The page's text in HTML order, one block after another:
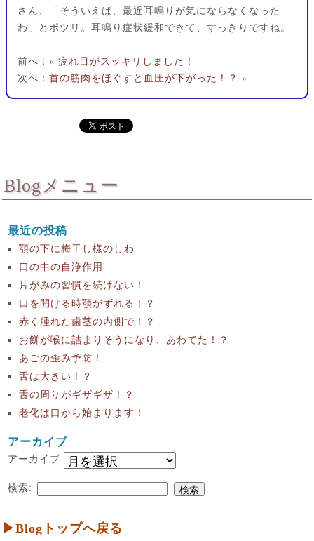
さん、「そういえば、最近耳鳴りが気にならなくなった
わ」とポツリ。耳鳴り症状緩和できて、すっきりですね。
前へ：« 疲れ目がスッキリしました！
次へ： 首の筋肉をほぐすと血圧が下がった！？ »
Blogメニュー
最近の投稿
顎の下に梅干し様のしわ
口の中の自浄作用
片がみの習慣を続けない！
口を開ける時顎がずれる！？
赤く腫れた歯茎の内側で！？
お餅が喉に詰まりそうになり、あわてた！？
あごの歪み予防！
舌は大きい！？
舌の周りがギザギザ！？
老化は口から始まります！
アーカイブ
アーカイブ
検索:
▶Blogトップへ戻る